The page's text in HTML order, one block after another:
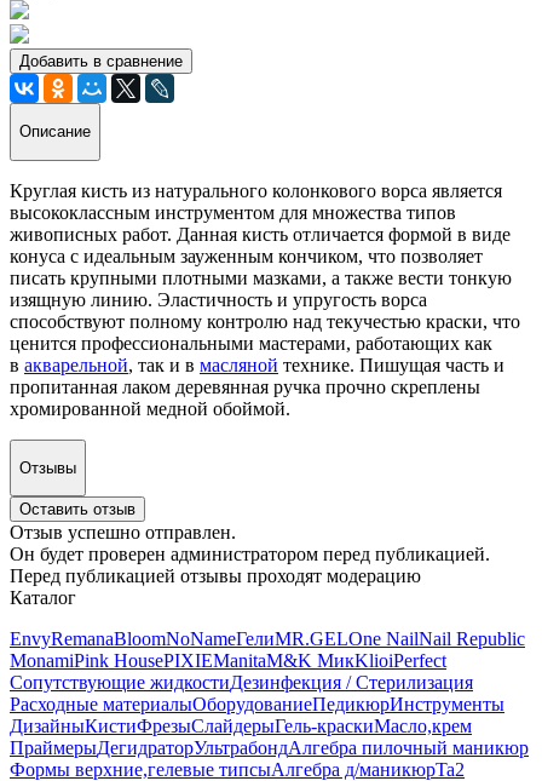
Добавить в сравнение
Описание
Круглая кисть из натурального колонкового ворса является
высококлассным инструментом для множества типов
живописных работ. Данная кисть отличается формой в виде
конуса с идеальным зауженным кончиком, что позволяет
писать крупными плотными мазками, а также вести тонкую
изящную линию. Эластичность и упругость ворса
способствуют полному контролю над текучестью краски, что
ценится профессиональными мастерами, работающих как
в акварельной, так и в масляной технике. Пишущая часть и
пропитанная лаком деревянная ручка прочно скреплены
хромированной медной обоймой.
Отзывы
Оставить отзыв
Отзыв успешно отправлен.
Он будет проверен администратором перед публикацией.
Перед публикацией отзывы проходят модерацию
Каталог
EnvyRemanaBloomNoNameГелиMR.GELOne NailNail Republic
MonamiPink HousePIXIEManitaM&K МикKlioiPerfect
Сопутствующие жидкостиДезинфекция / Стерилизация
Расходные материалыОборудованиеПедикюрИнструменты
ДизайныКистиФрезыСлайдерыГель-краскиМасло,крем
ПраймерыДегидраторУльтрабондАлгебра пилочный маникюр
Формы верхние,гелевые типсыАлгебра д/маникюрTa2